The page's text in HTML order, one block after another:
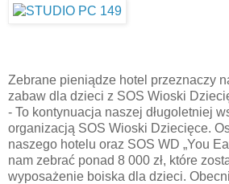
Zebrane pieniądze hotel przeznaczy
zabaw dla dzieci z SOS Wioski
- To kontynuacja naszej długoletniej
organizacją SOS Wioski Dziecięce.
naszego hotelu oraz SOS WD „You
nam zebrać ponad 8 000 zł, które
wyposażenie boiska dla dzieci.